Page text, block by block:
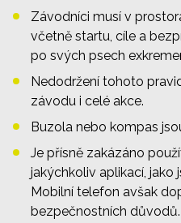
Závodníci musí v
včetně startu, cíle a
po svých psech
Nedodržení tohoto
závodu i celé akce.
Buzola nebo kompas
Je přísně zakázáno
jakýchkoliv aplikací, jako
Mobilní telefon avšak
bezpečnostních důvodů.